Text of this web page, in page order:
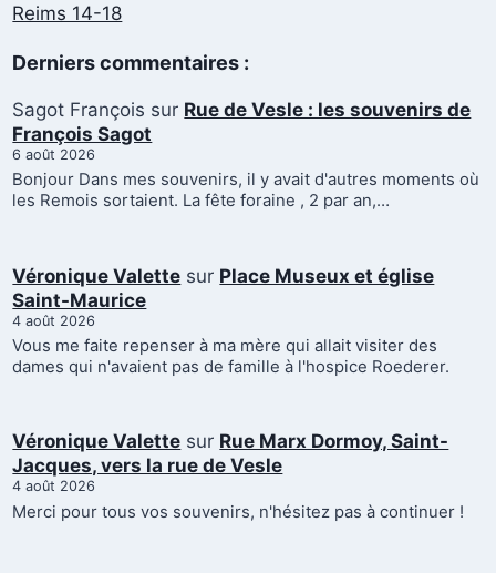
Reims 14-18
Derniers commentaires :
Sagot François sur Rue de Vesle : les souvenirs de
François Sagot
6 août 2026
Bonjour Dans mes souvenirs, il y avait d'autres moments où
les Remois sortaient. La fête foraine , 2 par an,…
Véronique Valette sur Place Museux et église
Saint-Maurice
4 août 2026
Vous me faite repenser à ma mère qui allait visiter des
dames qui n'avaient pas de famille à l'hospice Roederer.
Véronique Valette sur Rue Marx Dormoy, Saint-
Jacques, vers la rue de Vesle
4 août 2026
Merci pour tous vos souvenirs, n'hésitez pas à continuer !